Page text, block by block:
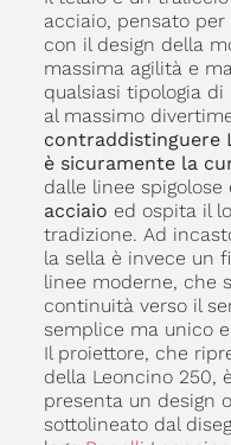
acciaio, pensato
con il design della
massima agilità e
qualsiasi tipologia
al massimo
contraddistinguere
è sicuramente la
dalle linee spigolose
acciaio ed ospita il
tradizione. Ad
la sella è invece un
linee moderne, che
continuità verso il
semplice ma unico
Il proiettore, che
della Leoncino 250,
presenta un design
sottolineato dal